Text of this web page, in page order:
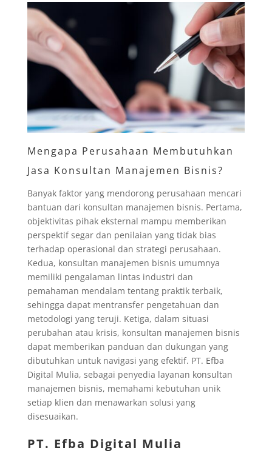
Mengapa Perusahaan Membutuhkan
Jasa Konsultan Manajemen Bisnis?
Banyak faktor yang mendorong perusahaan mencari
bantuan dari konsultan manajemen bisnis. Pertama,
objektivitas pihak eksternal mampu memberikan
perspektif segar dan penilaian yang tidak bias
terhadap operasional dan strategi perusahaan.
Kedua, konsultan manajemen bisnis umumnya
memiliki pengalaman lintas industri dan
pemahaman mendalam tentang praktik terbaik,
sehingga dapat mentransfer pengetahuan dan
metodologi yang teruji. Ketiga, dalam situasi
perubahan atau krisis, konsultan manajemen bisnis
dapat memberikan panduan dan dukungan yang
dibutuhkan untuk navigasi yang efektif. PT. Efba
Digital Mulia, sebagai penyedia layanan konsultan
manajemen bisnis, memahami kebutuhan unik
setiap klien dan menawarkan solusi yang
disesuaikan.
PT. Efba Digital Mulia